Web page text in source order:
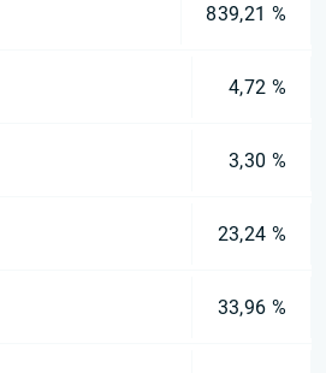
839,21 %
4,72 %
3,30 %
23,24 %
33,96 %